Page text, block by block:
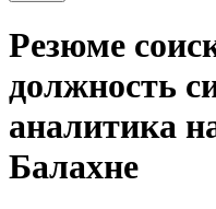
Резюме
должность
аналитика
Балахне